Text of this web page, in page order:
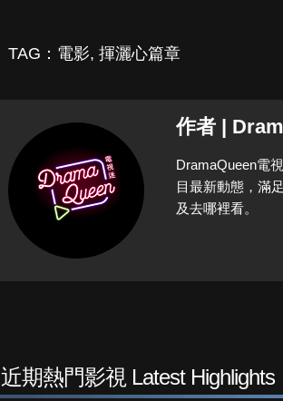
TAG： 電影, 揮灑心篇章
作者 |
DramaQueen電
目最新動態，滿
及去哪裡看。
近期熱門影視 Latest Highlights